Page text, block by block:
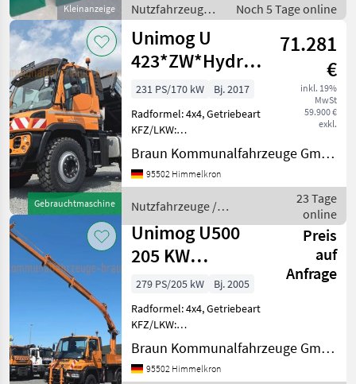
Kleinanzeige
Nutzfahrzeuge /
Lastwagen
(LKW)
Noch 5 Tage online
Gebrauchtmaschine
Unimog U
Pilot*Euro
6*TOP
71.281
€
inkl. 19%
MwSt
59.900 €
exkl.
231 PS/170 kW
Bj. 2017
Radformel: 4x4, Getriebeart
KFZ/LKW:
Automatikgetriebe,
Treibstoff: Diesel,
Klimaanlage, Allrad,
(Kipphydraulik) Unimog
U423 UGE aus 1-Hand (
Deutsche Behö
Braun Kommunalfahrzeuge GmbH & Co KG
95502 Himmelkron
Nutzfahrzeuge /
Unimog
23 Tage
online
Unimog U500
205 KW
Arbeits+Krichgang*Hiab
Funk Kran*
Preis
auf
Anfrage
279 PS/205 kW
Bj. 2005
Radformel: 4x4, Getriebeart
KFZ/LKW:
Automatikgetriebe,
Treibstoff: Diesel,
Klimaanlage, Standheizung,
Braun Kommunalfahrzeuge GmbH & Co KG
95502 Himmelkron